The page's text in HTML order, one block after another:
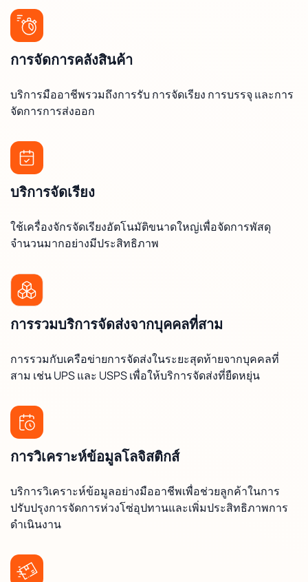
การจัดการคลังสินค้า
บริการมืออาชีพรวมถึงการรับ การจัดเรียง การบรรจุ และการ
จัดการการส่งออก
บริการจัดเรียง
ใช้เครื่องจักรจัดเรียงอัตโนมัติขนาดใหญ่เพื่อจัดการพัสดุ
จำนวนมากอย่างมีประสิทธิภาพ
การรวมบริการจัดส่งจากบุคคลที่สาม
การรวมกับเครือข่ายการจัดส่งในระยะสุดท้ายจากบุคคลที่
สาม เช่น UPS และ USPS เพื่อให้บริการจัดส่งที่ยืดหยุ่น
การวิเคราะห์ข้อมูลโลจิสติกส์
บริการวิเคราะห์ข้อมูลอย่างมืออาชีพเพื่อช่วยลูกค้าในการ
ปรับปรุงการจัดการห่วงโซ่อุปทานและเพิ่มประสิทธิภาพการ
ดำเนินงาน